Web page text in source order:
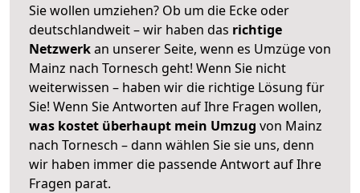
Sie wollen umziehen? Ob um die Ecke oder
deutschlandweit – wir haben das richtige
Netzwerkan unserer Seite, wenn es Umzüge von
Mainz nach Tornesch geht! Wenn Sie nicht
weiterwissen – haben wir die richtige Lösung für
Sie! Wenn Sie Antworten auf Ihre Fragen wollen,
was kostet überhaupt mein Umzug von Mainz
nach Tornesch – dann wählen Sie sie uns, denn
wir haben immer die passende Antwort auf Ihre
Fragen parat.